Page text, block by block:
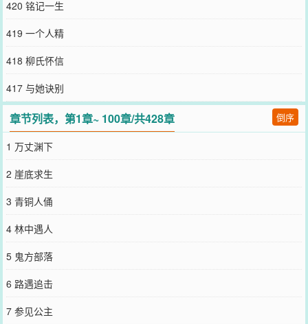
420 铭记一生
419 一个人精
418 柳氏怀信
417 与她诀别
章节列表，第1章~ 100章/共428章 倒序
1 万丈渊下
2 崖底求生
3 青铜人俑
4 林中遇人
5 鬼方部落
6 路遇追击
7 参见公主